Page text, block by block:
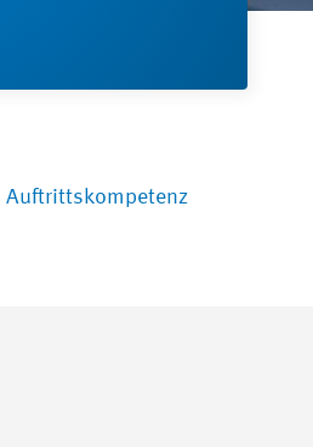
Auftrittskompetenz